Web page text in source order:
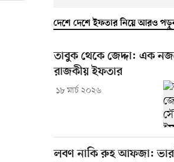
দেশে দেশে ইফতার নিয়ে আরও
তাবুক থেকে জেদ্দা: এক
রাজকীয় ইফতার
১৮ মার্চ ২০২৬
লবণ নাকি রুহ আফজা: